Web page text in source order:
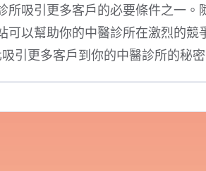
吸引更多客戶的必要條件之一。
以幫助你的中醫診所在激烈的競
引更多客戶到你的中醫診所的秘密